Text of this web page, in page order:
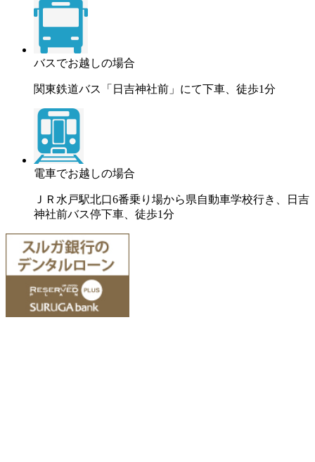
バスでお越しの場合
関東鉄道バス「日吉神社前」にて下車、徒歩1分
電車でお越しの場合
ＪＲ水戸駅北口6番乗り場から県自動車学校行き、日吉
神社前バス停下車、徒歩1分